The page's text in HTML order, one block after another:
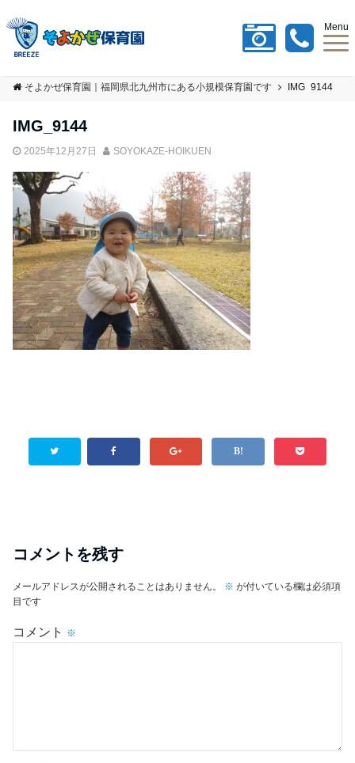
Menu
そよかぜ保育園｜福岡県北九州市にある小規模保育園です IMG_9144
IMG_9144
2025年12月27日 SOYOKAZE-HOIKUEN
コメントを残す
メールアドレスが公開されることはありません。 ※ が付いている欄は必須項
目です
コメント ※